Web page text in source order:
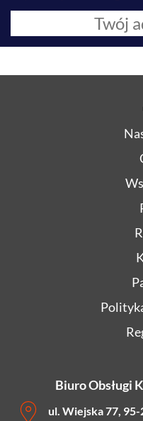
Biuro Obsługi
ul. Wiejska 77,